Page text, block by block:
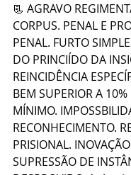
📃 AGRAVO
CORPUS. PENAL E
PENAL. FURTO
DO PRINCIÍDO DA
REINCIDÊNCIA
BEM SUPERIOR A
MÍNIMO.
RECONHECIMENTO.
PRISIONAL.
SUPRESSÃO DE